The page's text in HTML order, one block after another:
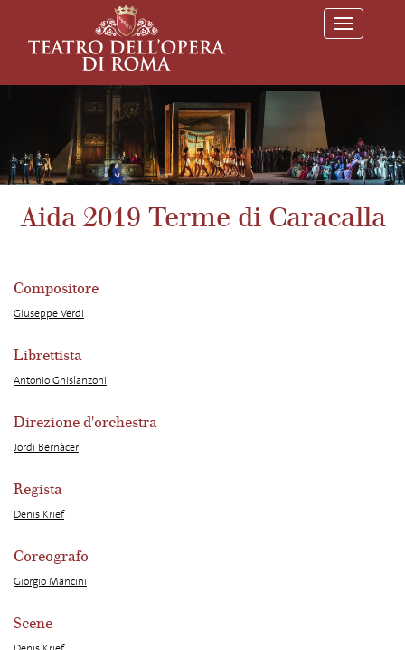
T
o
l
v
i
g
i
Aida 2019 Terme di Caracalla
Compositore
Giuseppe Verdi
Librettista
Antonio Ghislanzoni
Direzione d'orchestra
Jordi Bernàcer
Regista
Denis Krief
Coreografo
Giorgio Mancini
Scene